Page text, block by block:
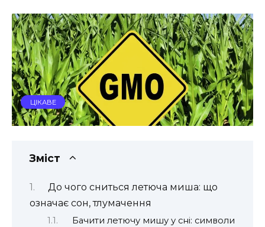
ЦІКАВЕ
Зміст
До чого сниться летюча миша: що
означає сон, тлумачення
Бачити летючу мишу у сні: символи